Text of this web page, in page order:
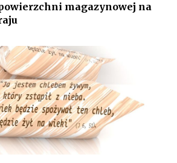
magazynowej na